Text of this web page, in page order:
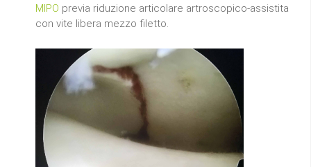
MIPO previa riduzione articolare artroscopico-assistita
con vite libera mezzo filetto.